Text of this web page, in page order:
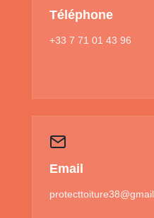
Téléphone
+33 7 71 01 43 96
Email